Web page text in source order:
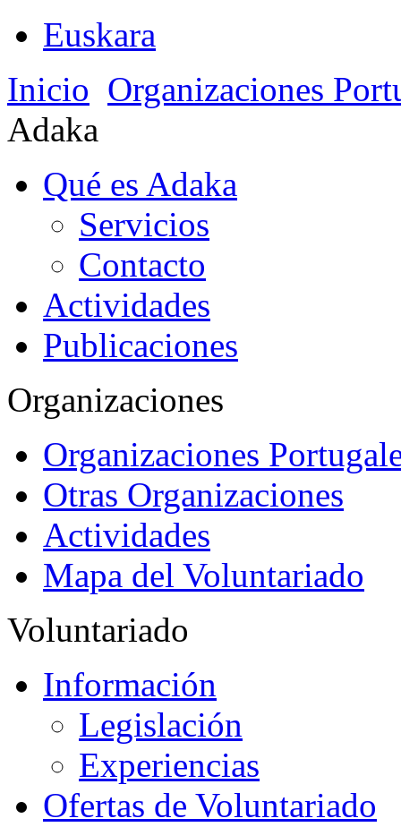
Euskara
Inicio Organizaciones
Adaka
Qué es Adaka
Servicios
Contacto
Actividades
Publicaciones
Organizaciones
Organizaciones
Otras Organizaciones
Actividades
Mapa del Voluntariado
Voluntariado
Información
Legislación
Experiencias
Ofertas de Voluntariado